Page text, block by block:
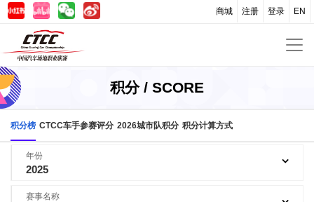
EN
登录
注册
商城
积分 / SCORE
积分榜 CTCC车手参赛评分 2026城市队积分 积分计算方式
年份
2025
赛事名称